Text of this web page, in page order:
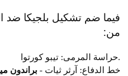
فيما ضم تشكيل بلجيكا ضد
من:
حراسة المرمى: تيبو كورتوا.
خط الدفاع: آرثر ثيات - براندون